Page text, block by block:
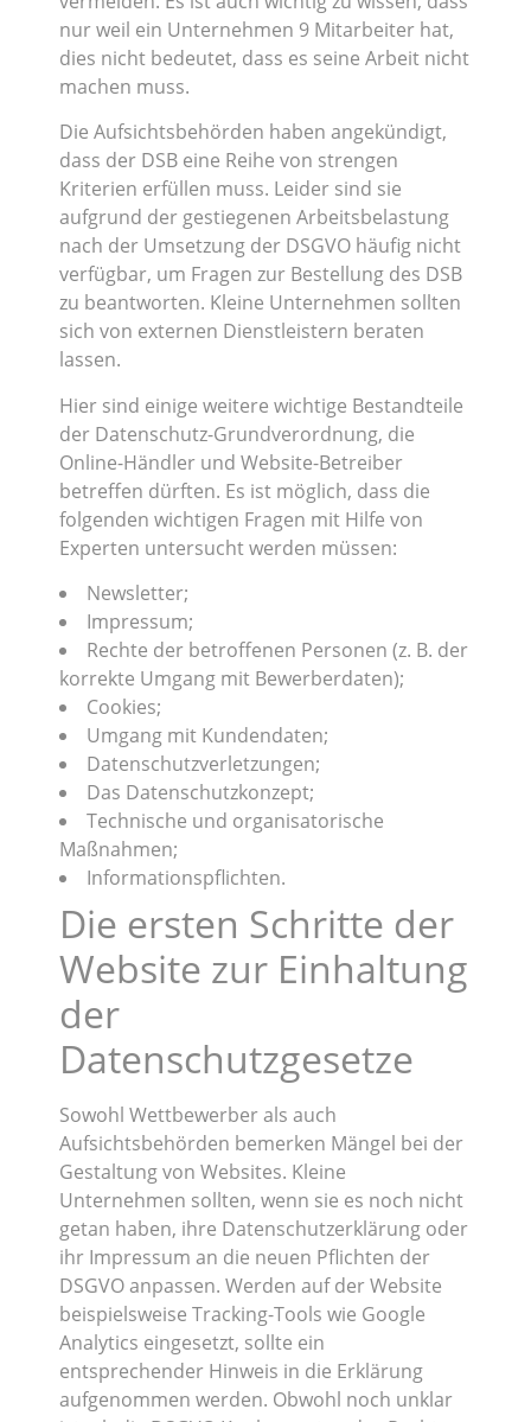
nur weil ein Unternehmen 9 Mitarbeiter hat,
dies nicht bedeutet, dass es seine Arbeit nicht
machen muss.
Die Aufsichtsbehörden haben angekündigt,
dass der DSB eine Reihe von strengen
Kriterien erfüllen muss. Leider sind sie
aufgrund der gestiegenen Arbeitsbelastung
nach der Umsetzung der DSGVO häufig nicht
verfügbar, um Fragen zur Bestellung des DSB
zu beantworten. Kleine Unternehmen sollten
sich von externen Dienstleistern beraten
lassen.
Hier sind einige weitere wichtige Bestandteile
der Datenschutz-Grundverordnung, die
Online-Händler und Website-Betreiber
betreffen dürften. Es ist möglich, dass die
folgenden wichtigen Fragen mit Hilfe von
Experten untersucht werden müssen:
Newsletter;
Impressum;
Rechte der betroffenen Personen (z. B. der
korrekte Umgang mit Bewerberdaten);
Cookies;
Umgang mit Kundendaten;
Datenschutzverletzungen;
Das Datenschutzkonzept;
Technische und organisatorische
Maßnahmen;
Informationspflichten.
Die ersten Schritte der
Website zur Einhaltung
der
Datenschutzgesetze
Sowohl Wettbewerber als auch
Aufsichtsbehörden bemerken Mängel bei der
Gestaltung von Websites. Kleine
Unternehmen sollten, wenn sie es noch nicht
getan haben, ihre Datenschutzerklärung oder
ihr Impressum an die neuen Pflichten der
DSGVO anpassen. Werden auf der Website
beispielsweise Tracking-Tools wie Google
Analytics eingesetzt, sollte ein
entsprechender Hinweis in die Erklärung
aufgenommen werden. Obwohl noch unklar